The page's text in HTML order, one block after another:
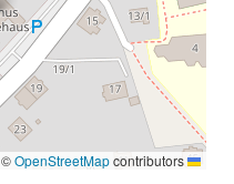
©OpenStreetMapcontributors